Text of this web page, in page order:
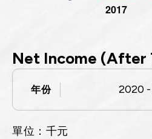
Net Income (After
年份 2020
單位：千元